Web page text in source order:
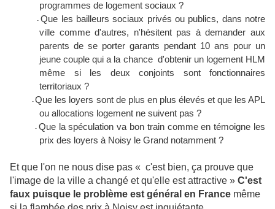
programmes de logement sociaux ?
-Que les bailleurs sociaux privés ou publics, dans notre
ville comme d'autres, n'hésitent pas à demander aux
parents de se porter garants pendant 10 ans pour un
jeune couple qui a la chance d'obtenir un logement HLM
même si les deux conjoints sont fonctionnaires
territoriaux ?
-Que les loyers sont de plus en plus élevés et que les APL
ou allocations logement ne suivent pas ?
- Que la spéculation va bon train comme en témoigne les
prix des loyers à Noisy le Grand notamment ?
Et que l'on ne nous dise pas « c'est bien, ça prouve que
l'image de la ville a changé et qu'elle est attractive » C'est
faux puisque le problème est général en France même